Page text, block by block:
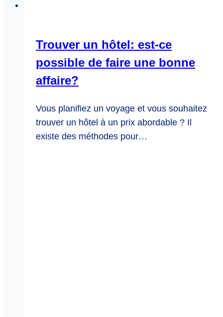
Trouver un hôtel: est-ce
possible de faire une bonne
affaire?
Vous planifiez un voyage et vous souhaitez
trouver un hôtel à un prix abordable ? Il
existe des méthodes pour…